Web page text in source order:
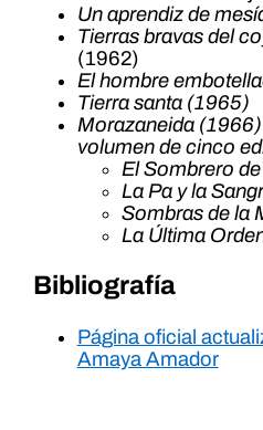
Un aprendiz de
Tierras bravas del
(1962)
El hombre
Tierra santa (1965)
Morazaneida
volumen de cinco
El Sombrero
La Pa y la
Sombras de la
La Última
Bibliografía
Página oficial
Amaya Amador